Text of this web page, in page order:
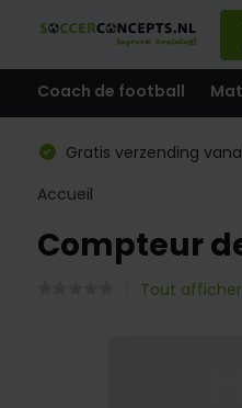
Coach de football
Gratis verzending
Accueil
Compteur
Tout